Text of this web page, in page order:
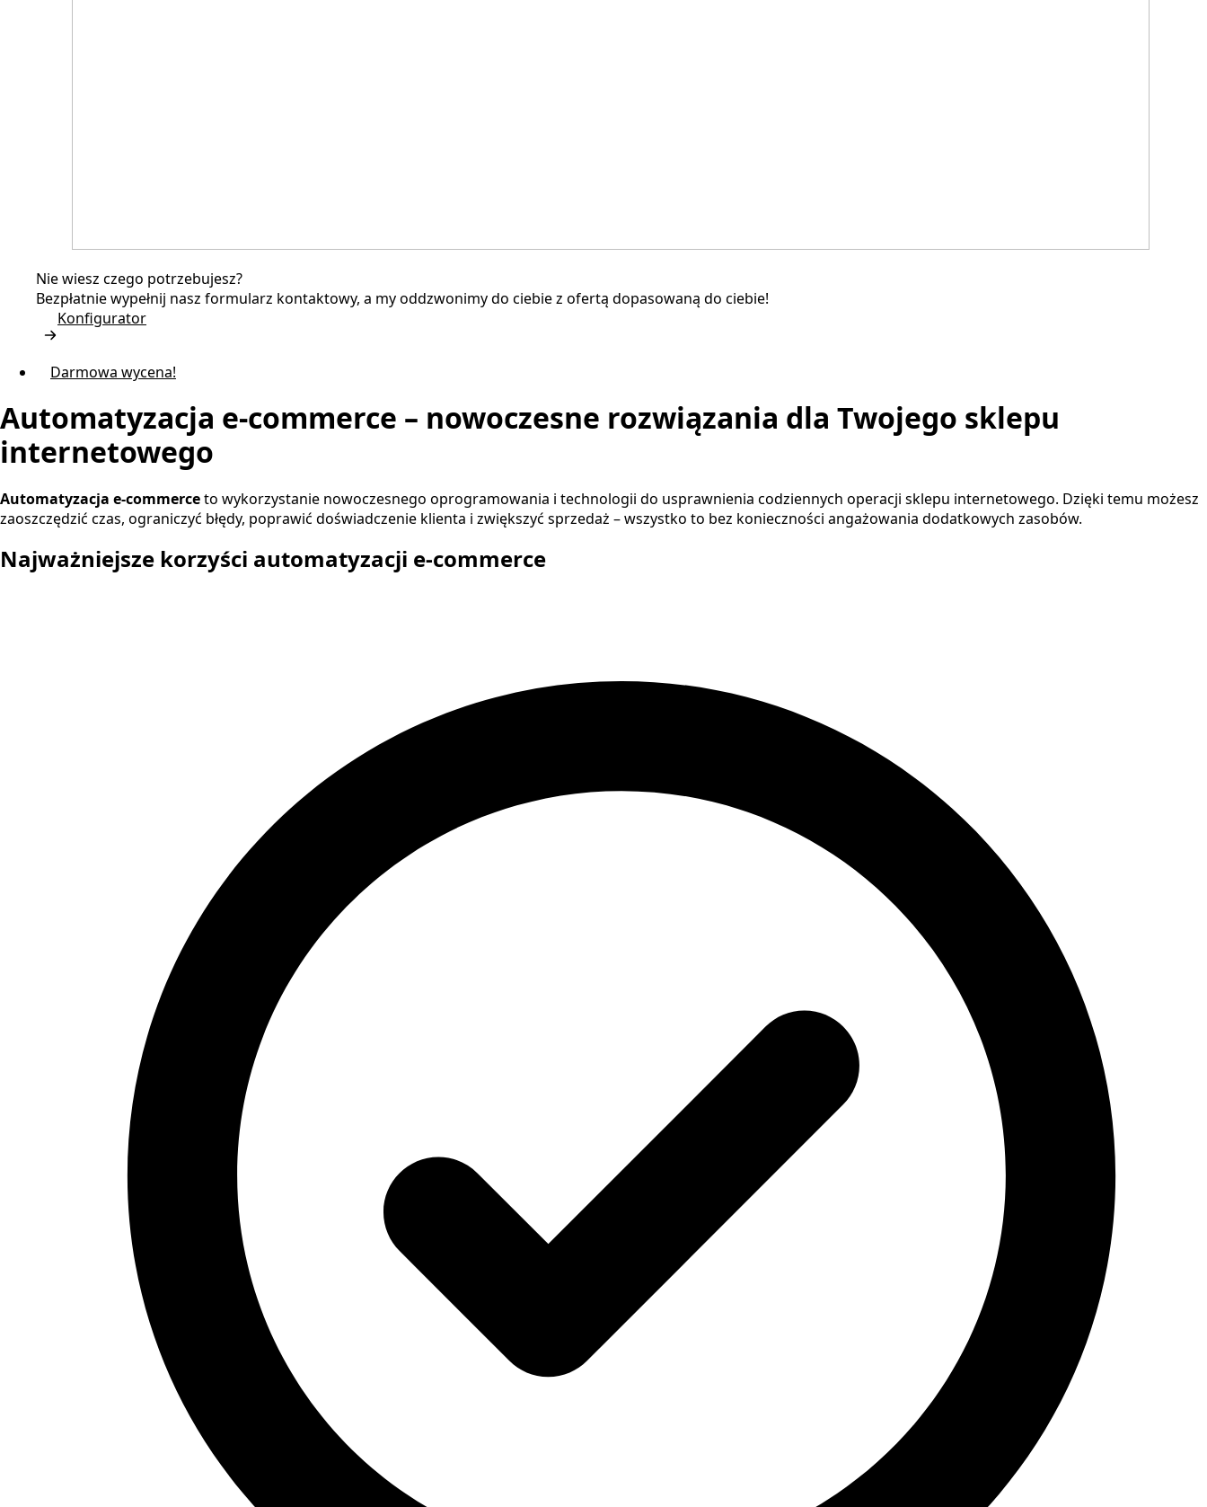
Nie wiesz czego potrzebujesz?
Bezpłatnie wypełnij nasz formularz kontaktowy, a my oddzwonimy do ciebie z ofertą dopasowaną do ciebie!
Konfigurator
Darmowa wycena!
Automatyzacja e-commerce – nowoczesne rozwiązania dla Twojego sklepu
internetowego
Automatyzacja e-commerceto wykorzystanie nowoczesnego oprogramowania i technologii do usprawnienia codziennych operacji sklepu internetowego. Dzięki temu możesz
zaoszczędzić czas, ograniczyć błędy, poprawić doświadczenie klienta i zwiększyć sprzedaż – wszystko to bez konieczności angażowania dodatkowych zasobów.
Najważniejsze korzyści automatyzacji e-commerce